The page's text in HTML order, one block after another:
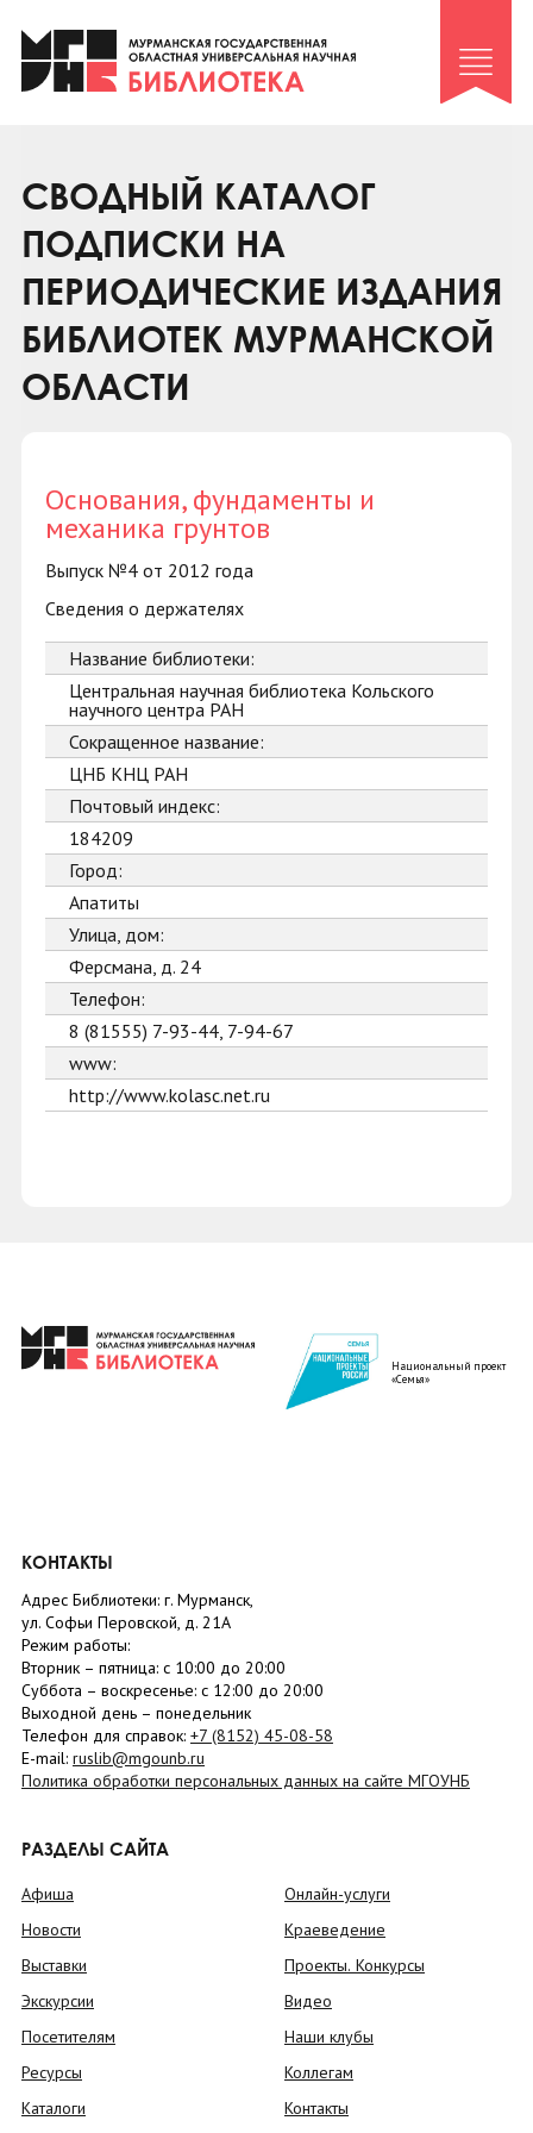
Клуб «Гиря и сельдерей»
Клуб «Семейный архив»
Коллегам
Контакты
СВОДНЫЙ КАТАЛОГ
ПОДПИСКИ НА
ПЕРИОДИЧЕСКИЕ ИЗДАНИЯ
БИБЛИОТЕК МУРМАНСКОЙ
ОБЛАСТИ
Основания, фундаменты и
механика грунтов
Выпуск №4 от 2012 года
Сведения о держателях
Название библиотеки:
Центральная научная библиотека Кольского
научного центра РАН
Сокращенное название:
ЦНБ КНЦ РАН
Почтовый индекс:
184209
Город:
Апатиты
Улица, дом:
Ферсмана, д. 24
Телефон:
8 (81555) 7-93-44, 7-94-67
www:
http://www.kolasc.net.ru
Национальный проект
«Семья»
КОНТАКТЫ
Адрес Библиотеки: г. Мурманск,
ул. Софьи Перовской, д. 21А
Режим работы:
Вторник – пятница: с 10:00 до 20:00
Суббота – воскресенье: c 12:00 до 20:00
Выходной день – понедельник
Телефон для справок: +7 (8152) 45-08-58
E-mail: ruslib@mgounb.ru
Политика обработки персональных данных на сайте МГОУНБ
РАЗДЕЛЫ САЙТА
Афиша
Новости
Выставки
Экскурсии
Посетителям
Ресурсы
Каталоги
Онлайн-услуги
Краеведение
Проекты. Конкурсы
Видео
Наши клубы
Коллегам
Контакты